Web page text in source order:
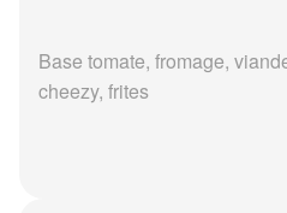
Base tomate, fromage,
cheezy, frites